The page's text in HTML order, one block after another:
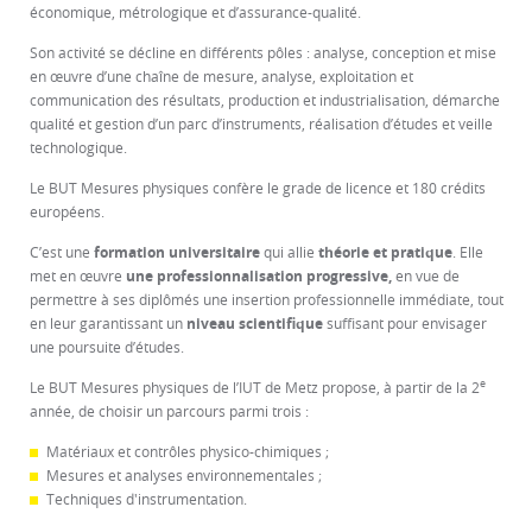
économique, métrologique et d’assurance-qualité.
Son activité se décline en différents pôles : analyse, conception et mise
en œuvre d’une chaîne de mesure, analyse, exploitation et
communication des résultats, production et industrialisation, démarche
qualité et gestion d’un parc d’instruments, réalisation d’études et veille
technologique.
Le BUT Mesures physiques confère le grade de licence et 180 crédits
européens.
C’est une formation universitairequi allie théorie et pratique. Elle
met en œuvre une professionnalisation progressive,en vue de
permettre à ses diplômés une insertion professionnelle immédiate, tout
en leur garantissant un niveau scientifiquesuffisant pour envisager
une poursuite d’études.
Le BUT Mesures physiques de l’IUT de Metz propose, à partir de la 2e
année, de choisir un parcours parmi trois :
Matériaux et contrôles physico-chimiques ;
Mesures et analyses environnementales ;
Techniques d'instrumentation.